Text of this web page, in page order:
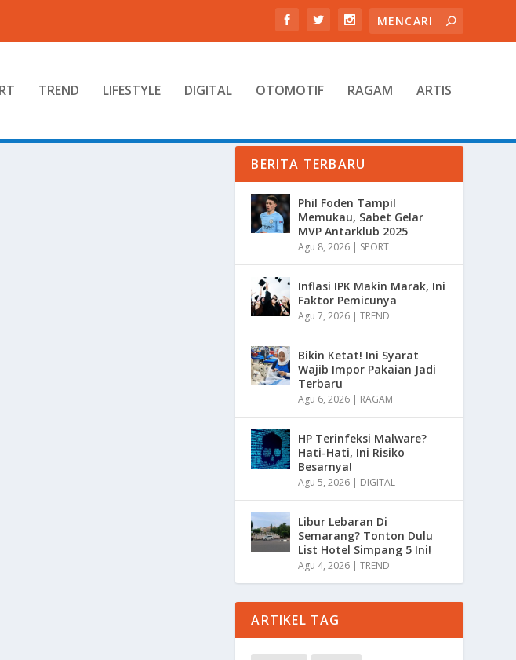
TREND LIFESTYLE DIGITAL OTOMOTIF RAGAM ARTIS
BERITA TERBARU
Phil Foden Tampil
Memukau, Sabet Gelar
MVP Antarklub 2025
Agu 8, 2026 | SPORT
Inflasi IPK Makin Marak, Ini
Faktor Pemicunya
Agu 7, 2026 |TREND
Bikin Ketat! Ini Syarat
Wajib Impor Pakaian Jadi
Terbaru
Agu 6, 2026 | RAGAM
HP Terinfeksi Malware?
Hati-Hati, Ini Risiko
Besarnya!
Agu 5, 2026 | DIGITAL
Libur Lebaran Di
Semarang? Tonton Dulu
List Hotel Simpang 5 Ini!
Agu 4, 2026 |TREND
ARTIKEL TAG